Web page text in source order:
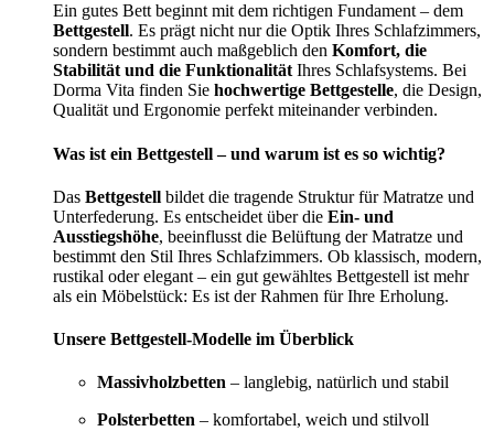
Ein gutes Bett beginnt mit dem richtigen Fundament – dem
Bettgestell. Es prägt nicht nur die Optik Ihres Schlafzimmers,
sondern bestimmt auch maßgeblich den Komfort, die
Stabilität und die Funktionalität Ihres Schlafsystems. Bei
Dorma Vita finden Sie hochwertige Bettgestelle, die Design,
Qualität und Ergonomie perfekt miteinander verbinden.
Was ist ein Bettgestell – und warum ist es so wichtig?
Das Bettgestell bildet die tragende Struktur für Matratze und
Unterfederung. Es entscheidet über die Ein- und
Ausstiegshöhe, beeinflusst die Belüftung der Matratze und
bestimmt den Stil Ihres Schlafzimmers. Ob klassisch, modern,
rustikal oder elegant – ein gut gewähltes Bettgestell ist mehr
als ein Möbelstück: Es ist der Rahmen für Ihre Erholung.
Unsere Bettgestell-Modelle im Überblick
Massivholzbetten – langlebig, natürlich und stabil
Polsterbetten – komfortabel, weich und stilvoll